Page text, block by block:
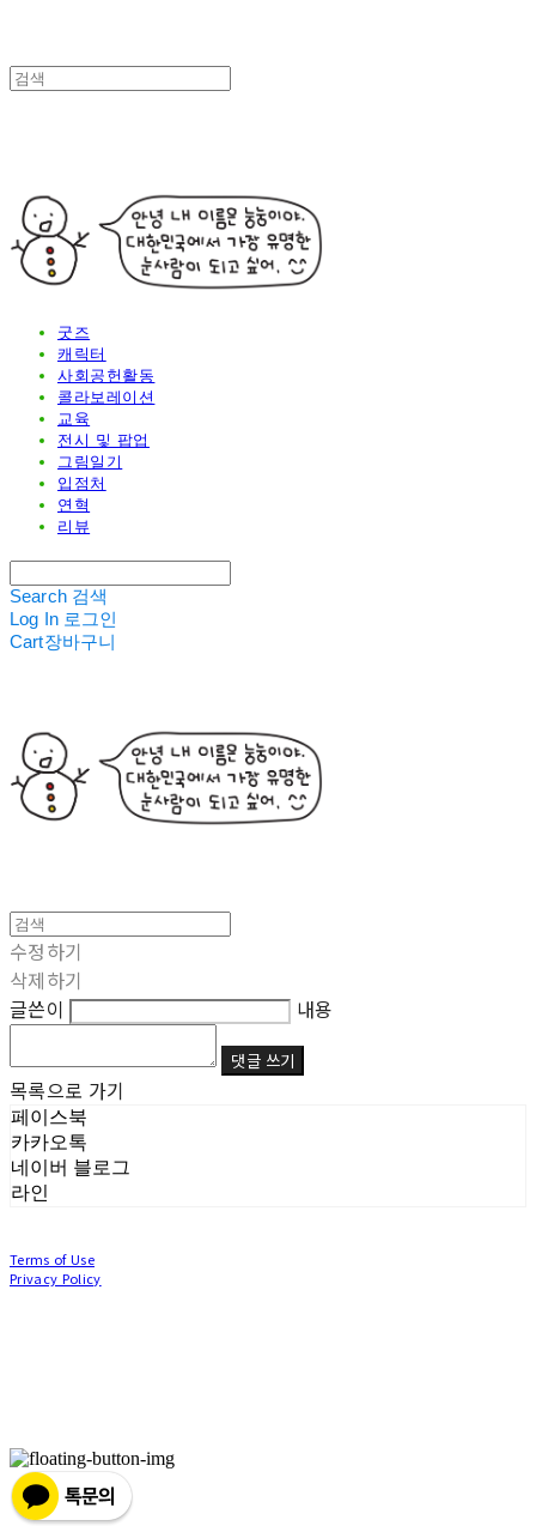
굿즈
캐릭터
사회공헌활동
콜라보레이션
교육
전시 및 팝업
그림일기
입점처
연혁
리뷰
Search 검색
Log In 로그인
Cart장바구니
수정하기
삭제하기
글쓴이
내용
댓글 쓰기
목록으로 가기
페이스북
카카오톡
네이버 블로그
라인
Terms of Use
Privacy Policy